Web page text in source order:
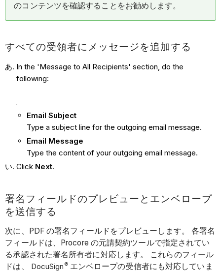
のコンテンツを確認することをお勧めします。
すべての受領者にメッセージを追加する
In the 'Message to All Recipients' section, do the
following:
Email Subject
Type a subject line for the outgoing email message.
Email Message
Type the content of your outgoing email message.
Click Next.
署名フィールドのプレビューとエンベロープ
を送信する
次に、PDF の署名フィールドをプレビューします。 各署名
フィールドは、Procore の元請契約ツールで指定されてい
る承認された署名所有者に対応します。 これらのフィール
ドは、 DocuSign ®エンベロープの受信者にも対応していま